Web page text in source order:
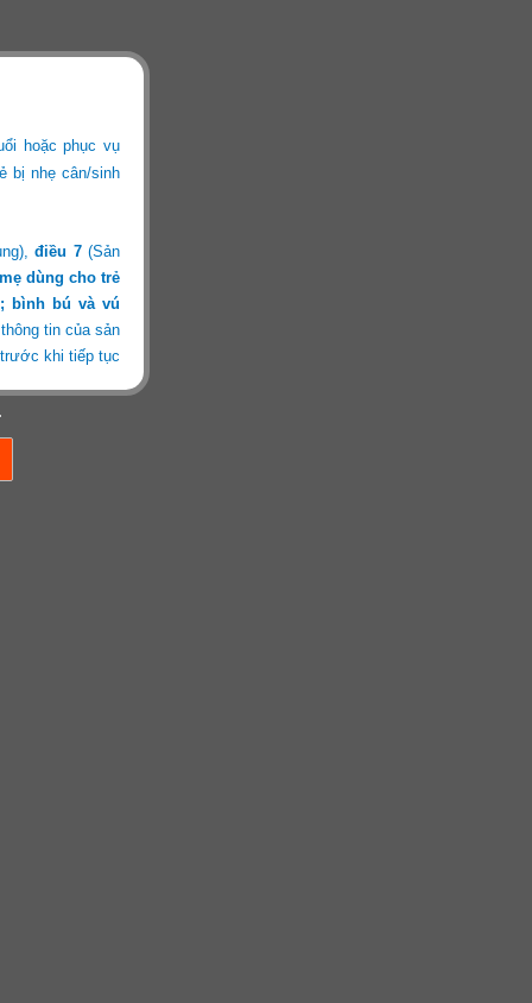
hoặc phục vụ
bị nhẹ cân/sinh
điều 7(Sản
dùng cho trẻ
bình bú và vú
tin của sản
khi tiếp tục
trách nhiệm,
được miễn
sản phẩm